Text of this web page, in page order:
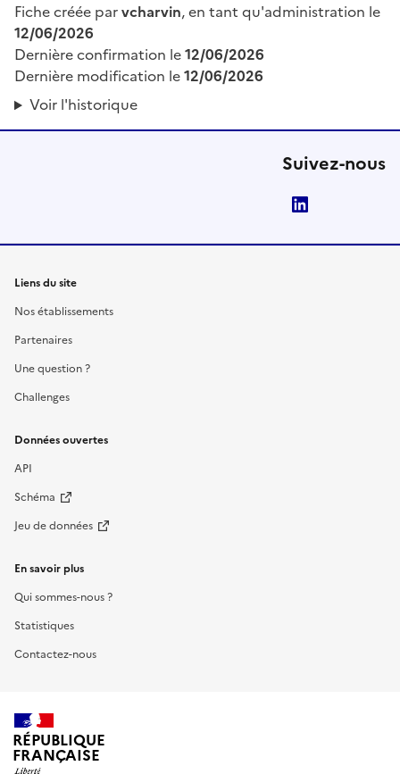
Fiche créée parvcharvin, en tant qu'administration le
12/06/2026
Dernière confirmation le12/06/2026
Dernière modification le12/06/2026
Voir l'historique
Suivez-nous
Liens du site
Nos établissements
Partenaires
Une question ?
Challenges
Données ouvertes
API
Schéma
Jeu de données
En savoir plus
Qui sommes-nous ?
Statistiques
Contactez-nous
RÉPUBLIQUE
FRANÇAISE